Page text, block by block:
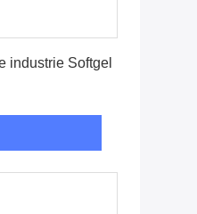
industrie Softgel